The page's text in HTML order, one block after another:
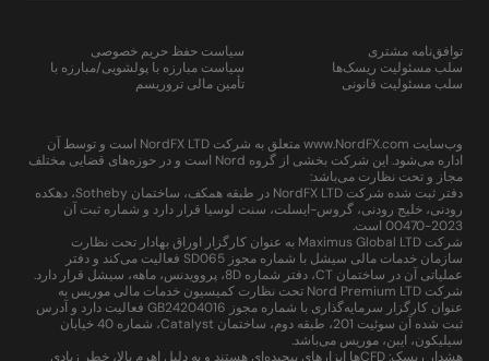
توافق‌نامه مشتری
سلب مسئولیت ریسک‌ها
سلب مسئولیت قانونی
سیاست حفظ حریم خصوصی
سیاست مبارزه با پولشویی/مبارزه با
تأمین مالی تروریسم
وب‌سایت www.NordFX.com متعلق به شرکت NordFX LTD است و توسط آن
اداره می‌شود. این شرکت بخشی از گروه Nord است و در حوزه‌های قضایی مختلف
مجاز و تحت نظارت می‌باشد:
دفتر ثبت شده شرکت NordFX LTD در طبقه همکف، ساختمان Sotheby، دهکده
رودنی، خلیج رودنی، گروس-ایسلت، سنت لوسیا قرار دارد و شماره ثبت آن
2023-00470 است.
شرکت Maximus Global LTD به عنوان کارگزار اوراق بهادار تحت نظارت
سازمان خدمات مالی سیشل با شماره مجوز SD065 فعالیت می‌کند و دفتر
عملیاتی آن در ساختمان CT، دفتر شماره 8D، پروویدنس، ماهه، سیشل قرار دارد.
شرکت Nord Premium LTD تحت نظارت کمیسیون خدمات مالی موریس به
عنوان کارگزار سرمایه‌گذاری با شماره مجوز GB24204016 فعالیت دارد و آدرس
ثبت شده آن سوئیت 201، طبقه دوم، ساختمان Catalyst، شماره 40 خیابان
سیلیکون، ایبن، موریس می‌باشد.
هشدار ریسک: CFDها ابزارهای پیچیده‌ای هستند و به دلیل اهرم بالا، خطر زیادی